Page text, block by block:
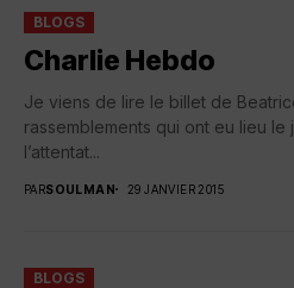
BLOGS
Charlie Hebdo
Je viens de lire le billet de
rassemblements qui ont eu lieu
l’attentat...
PARSOULMAN 29 JANVIER 2015
BLOGS